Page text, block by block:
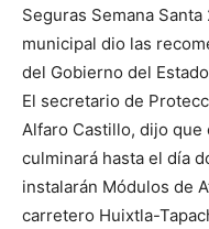
Seguras Semana
municipal dio las
del Gobierno del
El secretario de
Alfaro Castillo, dijo
culminará hasta el día
instalarán Módulos de
carretero Huixtla-